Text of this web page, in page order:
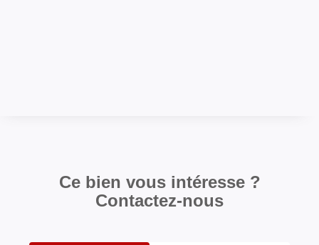
Ce bien vous intéresse ?
Contactez-nous